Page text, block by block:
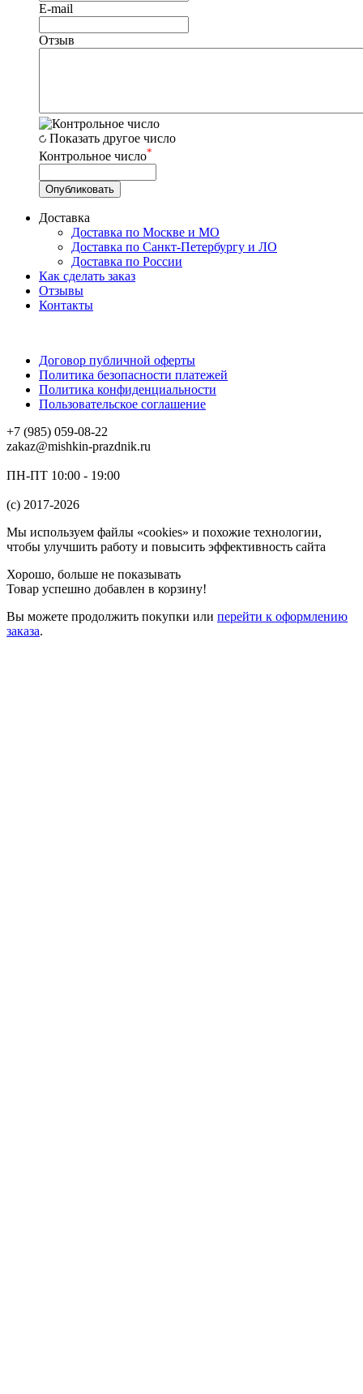
E-mail
Отзыв
Показать другое число
Контрольное число*
Доставка
Доставка по Москве и МО
Доставка по Санкт-Петербургу и ЛО
Доставка по России
Как сделать заказ
Отзывы
Контакты
Договор публичной оферты
Политика безопасности платежей
Политика конфиденциальности
Пользовательское соглашение
+7 (985) 059-08-22
zakaz@mishkin-prazdnik.ru
ПН-ПТ 10:00 - 19:00
(c) 2017-2026
Мы используем файлы «cookies» и похожие технологии,
чтобы улучшить работу и повысить эффективность сайта
Хорошо, больше не показывать
Товар успешно добавлен в корзину!
Вы можете продолжить покупки или перейти к оформлению
заказа.